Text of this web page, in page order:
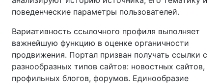
поведенческие параметры пользователей.
Вариативность ссылочного профиля выполняет
важнейшую функцию в оценке органичности
продвижения. Портал призван получать ссылки с
разнообразных типов сайтов: новостных сайтов,
профильных блогов, форумов. Единообразие